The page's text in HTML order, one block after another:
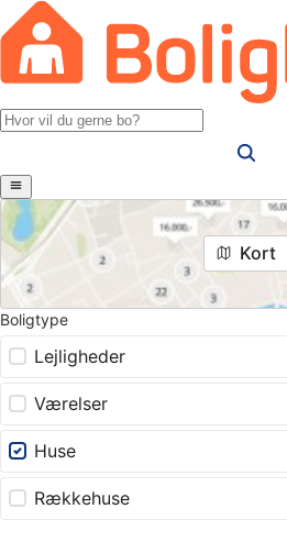
Kort
Boligtype
Lejligheder
Værelser
Huse
Rækkehuse